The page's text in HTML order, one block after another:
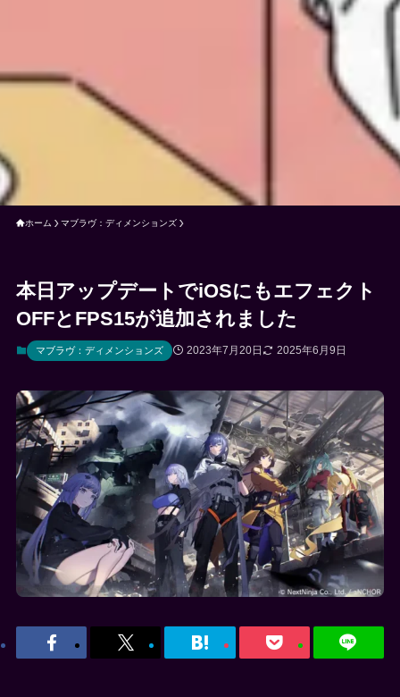
ホーム マブラヴ：ディメンションズ
本日アップデートでiOSにもエフェクト
OFFとFPS15が追加されました
マブラヴ：ディメンションズ 2023年7月20日 2025年6月9日